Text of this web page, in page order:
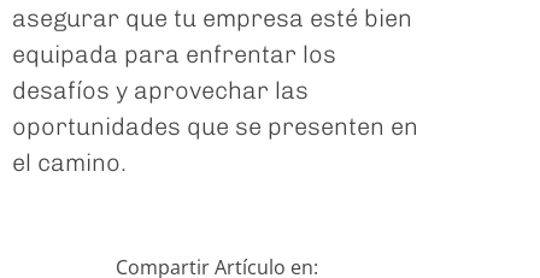
asegurar que tu empresa esté bien
equipada para enfrentar los
desafíos y aprovechar las
oportunidades que se presenten en
el camino.
Compartir Artículo en: